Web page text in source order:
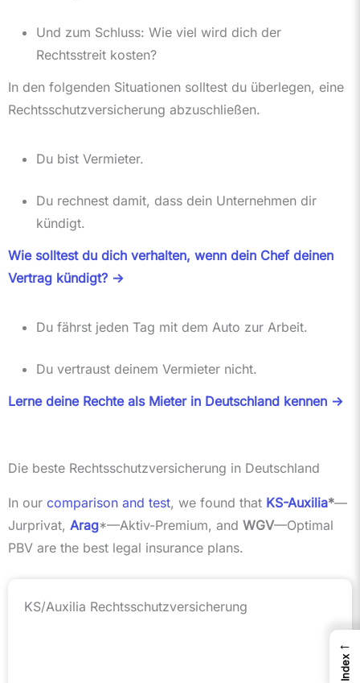
Und zum Schluss: Wie viel wird dich der
Rechtsstreit kosten?
In den folgenden Situationen solltest du überlegen, eine
Rechtsschutzversicherung abzuschließen.
Du bist Vermieter.
Du rechnest damit, dass dein Unternehmen dir
kündigt.
Wie solltest du dich verhalten, wenn dein Chef deinen
Vertrag kündigt? ->
Du fährst jeden Tag mit dem Auto zur Arbeit.
Du vertraust deinem Vermieter nicht.
Lerne deine Rechte als Mieter in Deutschland kennen ->
Die beste Rechtsschutzversicherung in Deutschland
In our comparison and test, we found that KS-Auxilia*—
Jurprivat, Arag*—Aktiv-Premium, and WGV—Optimal
PBV are the best legal insurance plans.
KS/Auxilia Rechtsschutzversicherung
←
Index